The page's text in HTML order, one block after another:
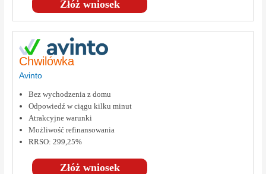
Złóż wniosek
Chwilówka
Avinto
Złóż wniosek
Bez wychodzenia z domu
Odpowiedź w ciągu kilku minut
Atrakcyjne warunki
Możliwość refinansowania
RRSO: 299,25%